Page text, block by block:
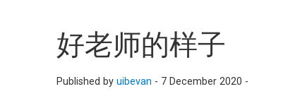
好老师的样子
Published byuibevan - 7 December 2020 -